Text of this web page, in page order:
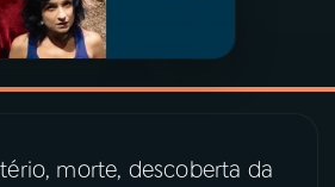
morte, descoberta da